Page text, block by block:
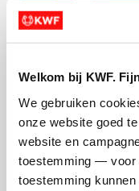
Welkom bij KWF.
We gebruiken
onze website goed
website en
toestemming — voor
toestemming
Foto’s